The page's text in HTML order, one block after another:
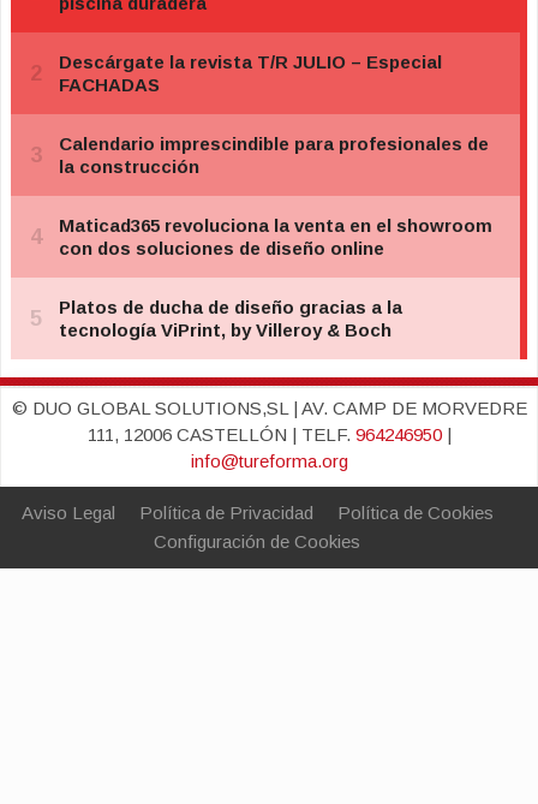
© DUO GLOBAL SOLUTIONS,SL | AV. CAMP DE MORVEDRE
111, 12006 CASTELLÓN | TELF. 964246950|
info@tureforma.org
Aviso Legal Política de Privacidad
Política de Cookies
Configuración de Cookies